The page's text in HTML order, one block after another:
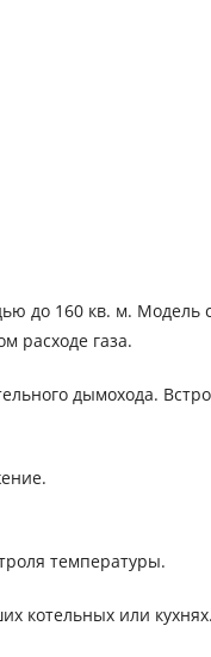
до 160 кв. м. Модель
расходе газа.
дымохода.
температуры.
котельных или